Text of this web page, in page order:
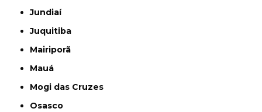
Jundiaí
Juquitiba
Mairiporã
Mauá
Mogi das Cruzes
Osasco